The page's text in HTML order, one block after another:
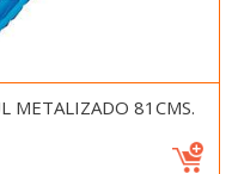
METALIZADO 81CMS.